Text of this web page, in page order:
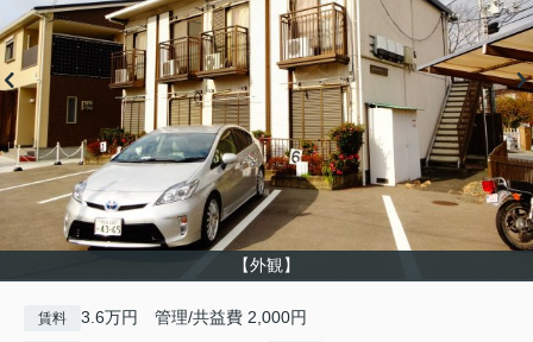
【外観】
賃料 3.6万円 管理/共益費 2,000円